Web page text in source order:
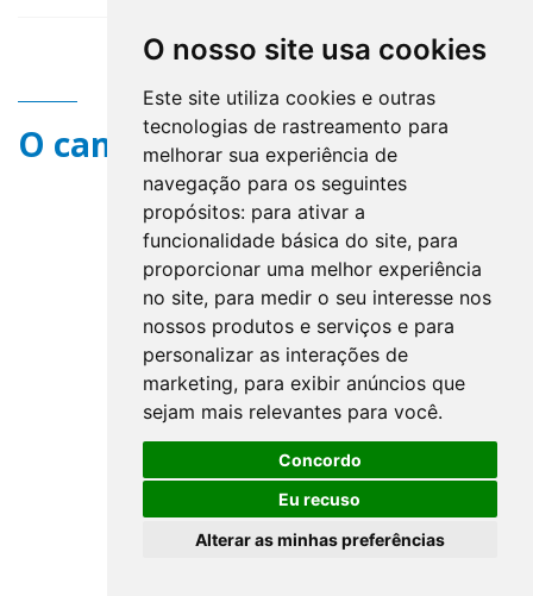
O nosso site usa cookies
Este site utiliza cookies e outras
tecnologias de rastreamento para
melhorar sua experiência de
navegação para os seguintes
propósitos: para ativar a
funcionalidade básica do site, para
proporcionar uma melhor experiência
no site, para medir o seu interesse nos
nossos produtos e serviços e para
personalizar as interações de
marketing, para exibir anúncios que
sejam mais relevantes para você.
Concordo
Eu recuso
Alterar as minhas preferências
O campo title não existe.